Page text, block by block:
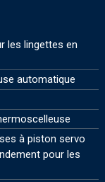
les lingettes en
automatique
à piston servo
pour les